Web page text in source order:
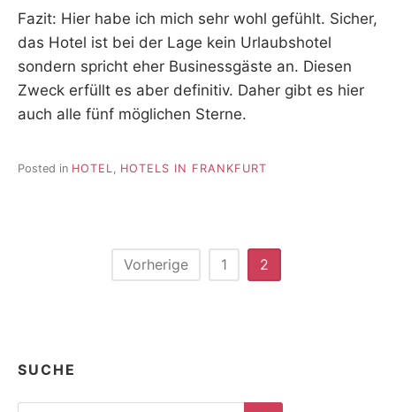
Fazit: Hier habe ich mich sehr wohl gefühlt. Sicher,
das Hotel ist bei der Lage kein Urlaubshotel
sondern spricht eher Businessgäste an. Diesen
Zweck erfüllt es aber definitiv. Daher gibt es hier
auch alle fünf möglichen Sterne.
Posted in HOTEL HOTELS IN FRANKFURT
Seitennummerierung
Vorherige 1 2
SUCHE